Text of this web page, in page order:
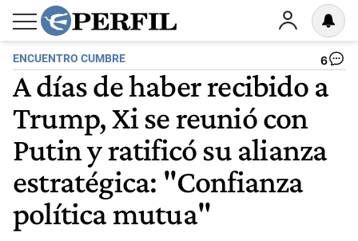
ENCUENTRO CUMBRE 6
A días de haber recibido a
Trump, Xi se reunió con
Putin y ratificó su alianza
estratégica: "Confianza
política mutua"